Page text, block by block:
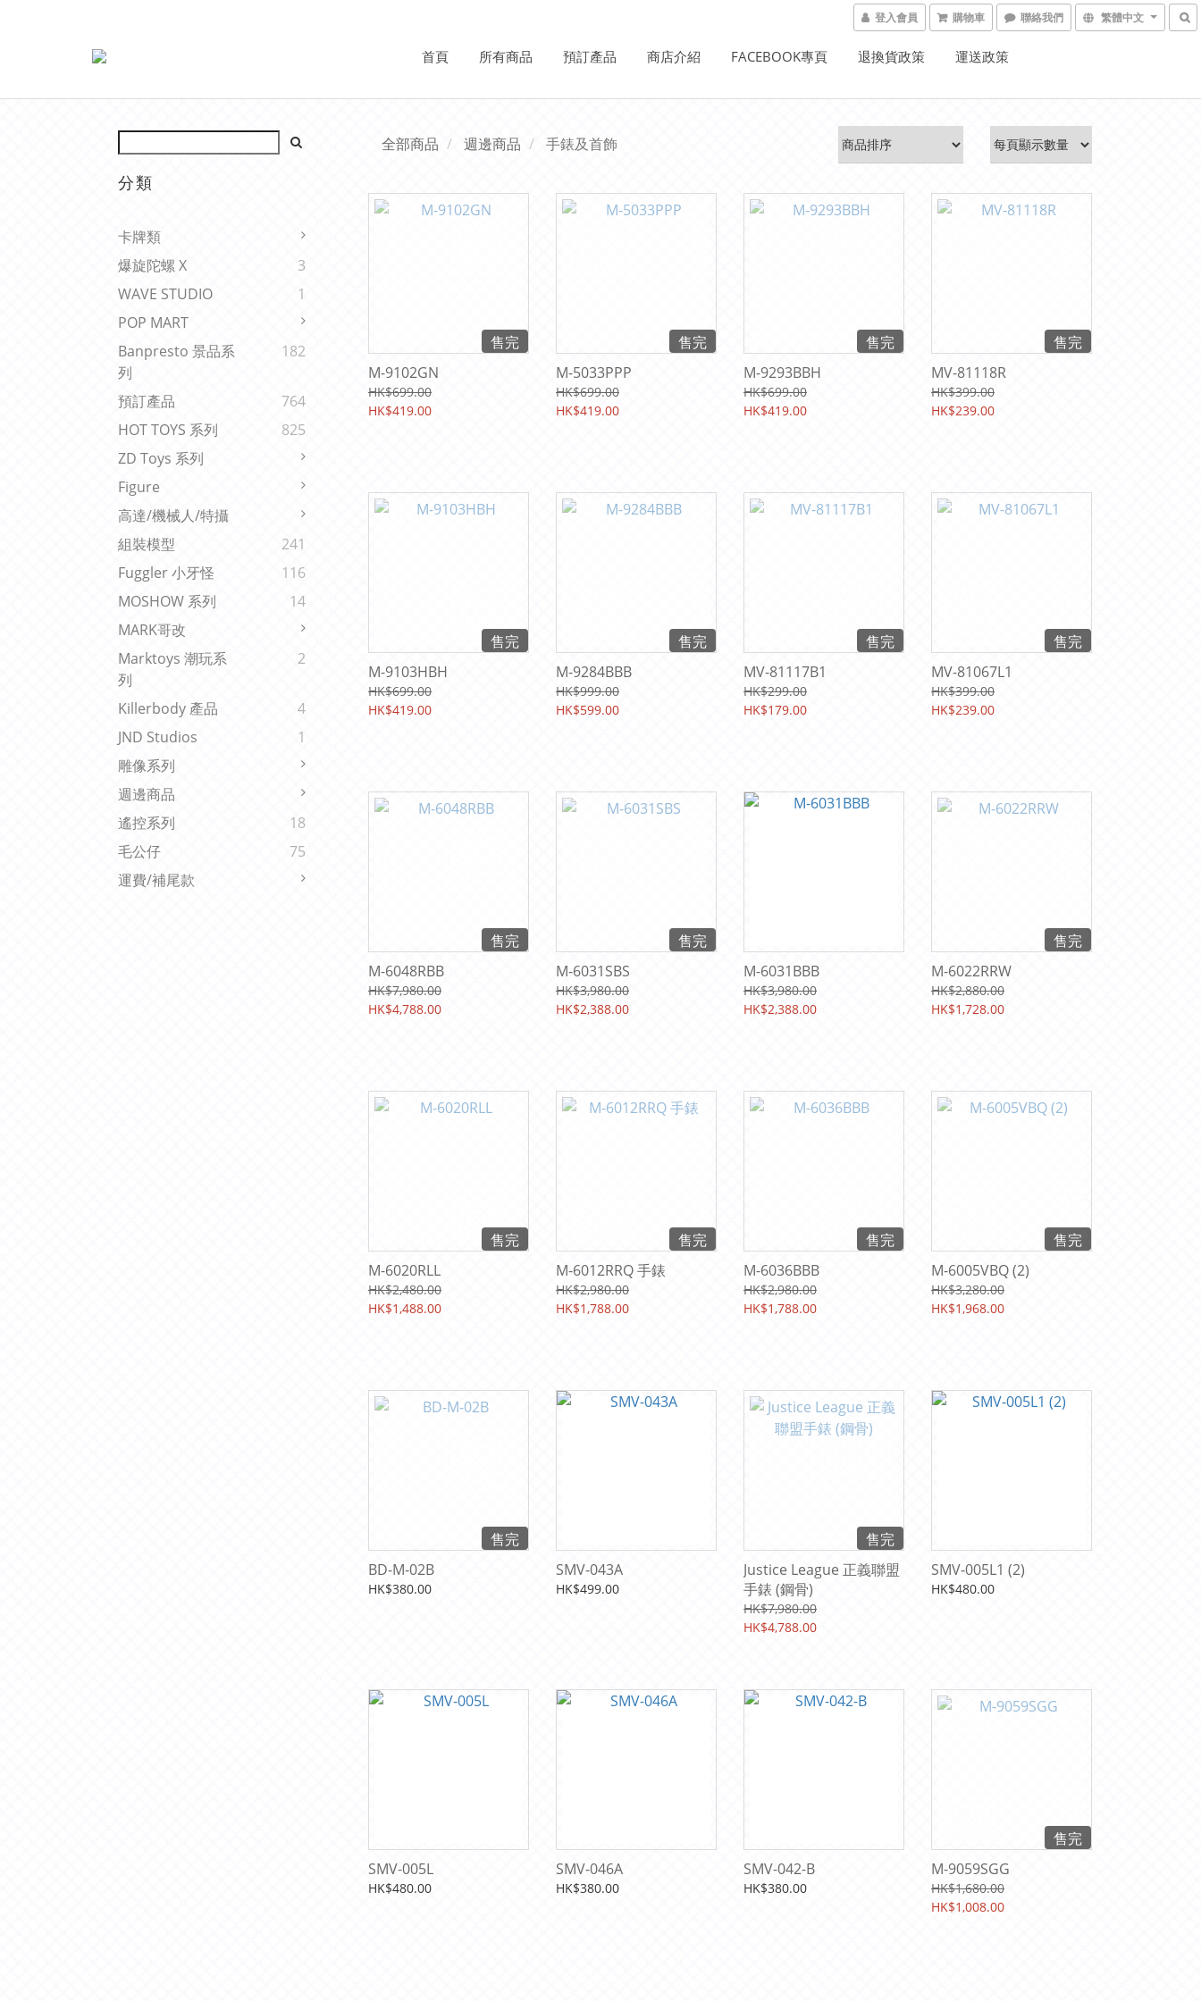
登入會員 購物車 聯絡我們 繁體中文
首頁 所有商品 預訂產品 商店介紹 FACEBOOK專頁 退換貨政策 運送政策
分類
卡牌類
爆旋陀螺 X
3
WAVE STUDIO
1
POP MART
Banpresto 景品系
列
182
預訂產品
764
HOT TOYS 系列
825
ZD Toys 系列
Figure
高達/機械人/特攝
組裝模型
241
Fuggler 小牙怪
116
MOSHOW 系列
14
MARK哥改
Marktoys 潮玩系
列
2
Killerbody 產品
4
JND Studios
1
雕像系列
週邊商品
遙控系列
18
毛公仔
75
運費/補尾款
全部商品 週邊商品 手錶及首飾
售完
M-9102GN
HK$699.00
HK$419.00
售完
M-5033PPP
HK$699.00
HK$419.00
售完
M-9293BBH
HK$699.00
HK$419.00
售完
MV-81118R
HK$399.00
HK$239.00
售完
M-9103HBH
HK$699.00
HK$419.00
售完
M-9284BBB
HK$999.00
HK$599.00
售完
MV-81117B1
HK$299.00
HK$179.00
售完
MV-81067L1
HK$399.00
HK$239.00
售完
M-6048RBB
HK$7,980.00
HK$4,788.00
售完
M-6031SBS
HK$3,980.00
HK$2,388.00
M-6031BBB
HK$3,980.00
HK$2,388.00
售完
M-6022RRW
HK$2,880.00
HK$1,728.00
售完
M-6020RLL
HK$2,480.00
HK$1,488.00
售完
M-6012RRQ 手錶
HK$2,980.00
HK$1,788.00
售完
M-6036BBB
HK$2,980.00
HK$1,788.00
售完
M-6005VBQ (2)
HK$3,280.00
HK$1,968.00
售完
BD-M-02B
HK$380.00
SMV-043A
HK$499.00
售完
Justice League 正義聯盟
手錶 (鋼骨)
HK$7,980.00
HK$4,788.00
SMV-005L1 (2)
HK$480.00
SMV-005L
HK$480.00
SMV-046A
HK$380.00
SMV-042-B
HK$380.00
售完
M-9059SGG
HK$1,680.00
HK$1,008.00